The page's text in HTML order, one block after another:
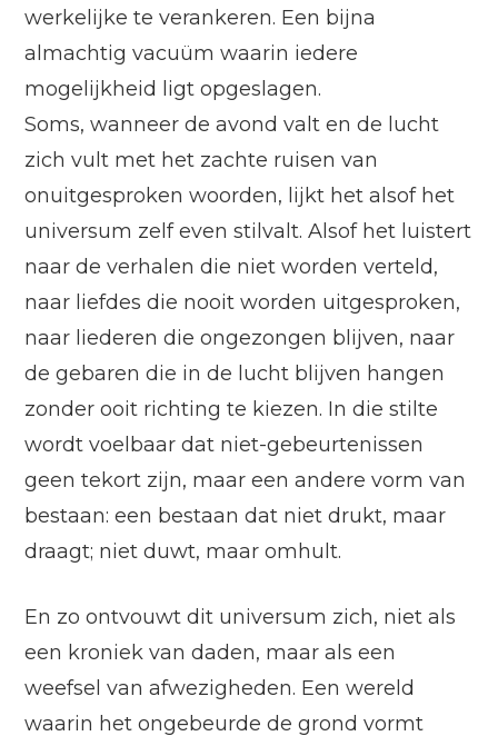
werkelijke te verankeren. Een bijna
almachtig vacuüm waarin iedere
mogelijkheid ligt opgeslagen.
Soms, wanneer de avond valt en de lucht
zich vult met het zachte ruisen van
onuitgesproken woorden, lijkt het alsof het
universum zelf even stilvalt. Alsof het luistert
naar de verhalen die niet worden verteld,
naar liefdes die nooit worden uitgesproken,
naar liederen die ongezongen blijven, naar
de gebaren die in de lucht blijven hangen
zonder ooit richting te kiezen. In die stilte
wordt voelbaar dat niet-gebeurtenissen
geen tekort zijn, maar een andere vorm van
bestaan: een bestaan dat niet drukt, maar
draagt; niet duwt, maar omhult.
En zo ontvouwt dit universum zich, niet als
een kroniek van daden, maar als een
weefsel van afwezigheden. Een wereld
waarin het ongebeurde de grond vormt